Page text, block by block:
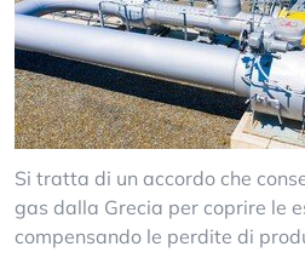
Si tratta di un accordo che
gas dalla Grecia per coprire le
compensando le perdite di